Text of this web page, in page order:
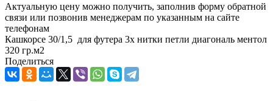
Актуальную цену можно получить, заполнив форму обратной
связи или позвонив менеджерам по указанным на сайте
телефонам
Кашкорсе 30/1,5 для футера 3х нитки петли диагональ ментол
320 гр.м2
Поделиться